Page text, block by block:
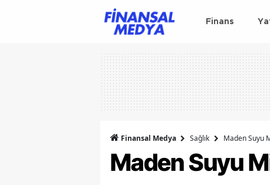
Finans
Finansal Medya Sağlık Maden Suyu
Maden Suyu